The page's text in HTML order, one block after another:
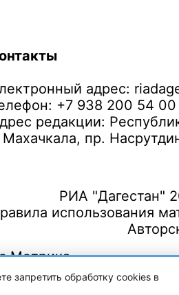
адрес:
+7 938 200 54 00
редакции:
Махачкала, пр.
РИА "Дагестан"
использования
запретить обработку cookies в